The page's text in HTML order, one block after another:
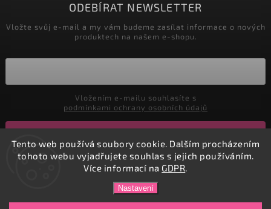
Tento web používá soubory cookie. Dalším procházením
tohoto webu vyjadřujete souhlas s jejich používáním.
Více informací na GDPR.
Nastavení
ODEBÍRAT NEWSLETTER
Vložte svůj e-mail a my vám budeme zasílat informace o nových
produktech na našem e-shopu.
podmínkami ochrany osobních údajů
DADATEX E-shop. Všechna práva vyhrazena.
Shoptet| DesignShoptak.cz.